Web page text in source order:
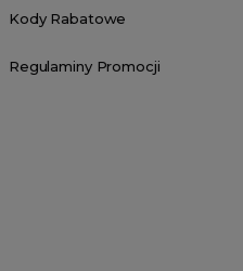
Kody Rabatowe
Regulaminy Promocji